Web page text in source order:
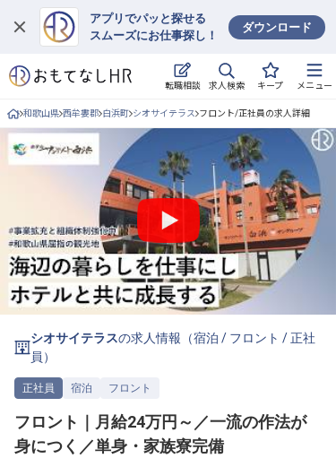
アプリでパッと探せる
スムーズにお仕事探し！
ダウンロード
転職相談 求人検索 キープ メニュー
ログイン
求人・施設を探す
キープした求人
就職・転職 合同説明会
おもてなしHRについて
ご利用の流れ
よくある質問
無料 転職サポートに申し込む
和歌山県 西牟婁郡 白浜町 シオサイテラス フロント/正社員の求人詳細
シオサイテラスの求人情報（宿泊 / フロント /正社
員 ）
正社員 宿泊 フロント
フロント｜月給24万円～／一流の作法が
身につく／単身・家族寮完備